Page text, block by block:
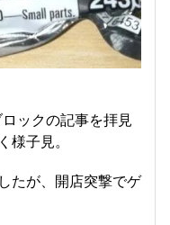
ックの記事を拝見
子見。
たが、開店突撃でゲ